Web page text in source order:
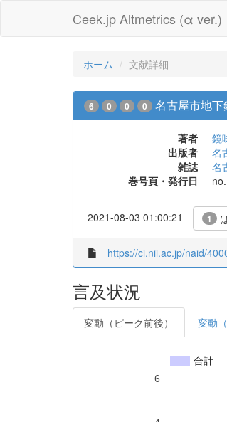
Ceek.jp Altmetrics (α ver.)
ホーム 文献詳細
6 0 0 0 名古屋市地
著者 鏡
出版者
名
雑誌
名
巻号頁・発行日
2021-08-03 01:00:21 1
https://ci.nii.ac.jp/naid/
言及状況
変動（ピーク前後） 変動
合計
6